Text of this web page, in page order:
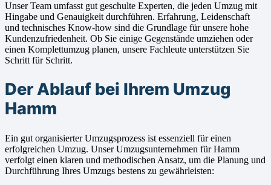
Unser Team umfasst gut geschulte Experten, die jeden Umzug mit
Hingabe und Genauigkeit durchführen. Erfahrung, Leidenschaft
und technisches Know-how sind die Grundlage für unsere hohe
Kundenzufriedenheit. Ob Sie einige Gegenstände umziehen oder
einen Komplettumzug planen, unsere Fachleute unterstützen Sie
Schritt für Schritt.
Der Ablauf bei Ihrem Umzug
Hamm
Ein gut organisierter Umzugsprozess ist essenziell für einen
erfolgreichen Umzug. Unser Umzugsunternehmen für Hamm
verfolgt einen klaren und methodischen Ansatz, um die Planung und
Durchführung Ihres Umzugs bestens zu gewährleisten: